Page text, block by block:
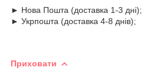
► Нова Пошта (доставка 1-3 дні);
► Укрпошта (доставка 4-8 днів);
Приховати